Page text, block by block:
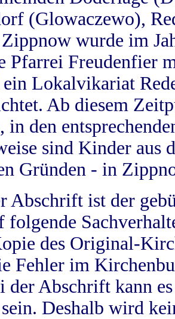
(Glowaczewo),
wurde im
Pfarrei Freudenfier
ein Lokalvikariat
Ab diesem
in den
sind Kinder aus
Gründen - in
Abschrift ist der
folgende
des Original-
Fehler im
der Abschrift kann
Deshalb wird